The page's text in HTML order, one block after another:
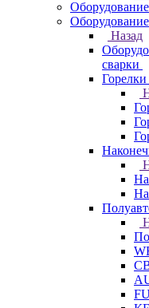
Назад
сварки
Горелки